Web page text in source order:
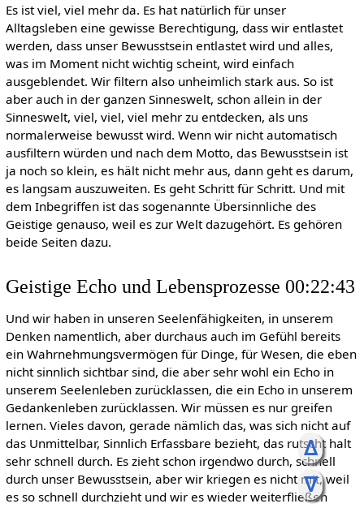
ᐃ
ᐁ
Es ist viel, viel mehr da. Es hat natürlich für unser
Alltagsleben eine gewisse Berechtigung, dass wir entlastet
werden, dass unser Bewusstsein entlastet wird und alles,
was im Moment nicht wichtig scheint, wird einfach
ausgeblendet. Wir filtern also unheimlich stark aus. So ist
aber auch in der ganzen Sinneswelt, schon allein in der
Sinneswelt, viel, viel, viel mehr zu entdecken, als uns
normalerweise bewusst wird. Wenn wir nicht automatisch
ausfiltern würden und nach dem Motto, das Bewusstsein ist
ja noch so klein, es hält nicht mehr aus, dann geht es darum,
es langsam auszuweiten. Es geht Schritt für Schritt. Und mit
dem Inbegriffen ist das sogenannte Übersinnliche des
Geistige genauso, weil es zur Welt dazugehört. Es gehören
beide Seiten dazu.
Geistige Echo und Lebensprozesse 00:22:43
Und wir haben in unseren Seelenfähigkeiten, in unserem
Denken namentlich, aber durchaus auch im Gefühl bereits
ein Wahrnehmungsvermögen für Dinge, für Wesen, die eben
nicht sinnlich sichtbar sind, die aber sehr wohl ein Echo in
unserem Seelenleben zurücklassen, die ein Echo in unserem
Gedankenleben zurücklassen. Wir müssen es nur greifen
lernen. Vieles davon, gerade nämlich das, was sich nicht auf
das Unmittelbar, Sinnlich Erfassbare bezieht, das rutscht halt
sehr schnell durch. Es zieht schon irgendwo durch, schnell
durch unser Bewusstsein, aber wir kriegen es nicht mit, weil
es so schnell durchzieht und wir es wieder weiterfließen